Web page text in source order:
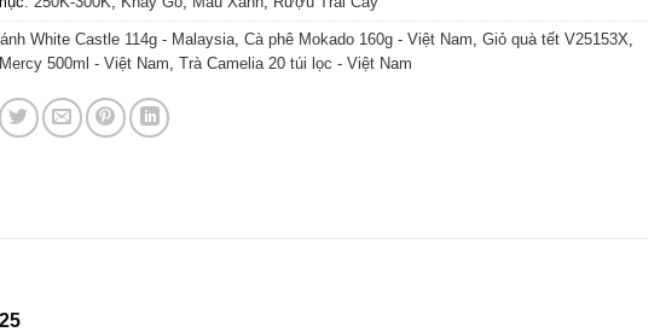
White Castle 114g - Malaysia,Cà phê Mokado 160g - Việt Nam,Giỏ quà tết V25153X,
500ml - Việt Nam,Trà Camelia 20 túi lọc - Việt Nam